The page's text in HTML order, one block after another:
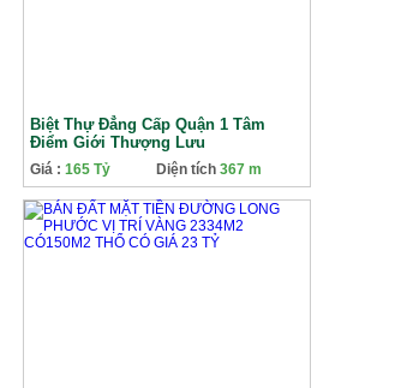
Biệt Thự Đẳng Cấp Quận 1 Tâm
Điểm Giới Thượng Lưu
Giá : 165 Tỷ Diện tích 367 m